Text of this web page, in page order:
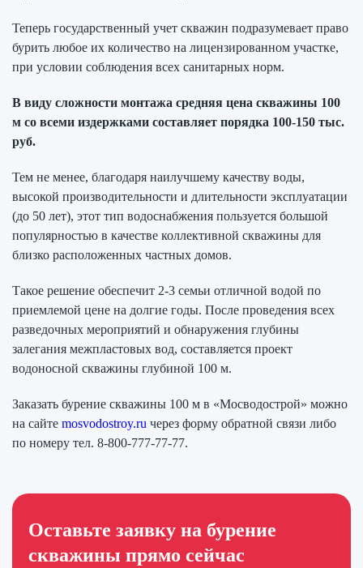
Теперь государственный учет скважин подразумевает право
бурить любое их количество на лицензированном участке,
при условии соблюдения всех санитарных норм.
В виду сложности монтажа средняя цена скважины 100
м со всеми издержками составляет порядка 100-150 тыс.
руб.
Тем не менее, благодаря наилучшему качеству воды,
высокой производительности и длительности эксплуатации
(до 50 лет), этот тип водоснабжения пользуется большой
популярностью в качестве коллективной скважины для
близко расположенных частных домов.
Такое решение обеспечит 2-3 семьи отличной водой по
приемлемой цене на долгие годы. После проведения всех
разведочных мероприятий и обнаружения глубины
залегания межпластовых вод, составляется проект
водоносной скважины глубиной 100 м.
Заказать бурение скважины 100 м в «Мосводострой» можно
на сайте mosvodostroy.ru через форму обратной связи либо
по номеру тел. 8-800-777-77-77.
Оставьте заявку на бурение
скважины прямо сейчас